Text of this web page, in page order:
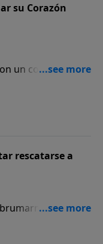
su Corazón
un corazón
de mayor
rescatarse a
Dios
y nuestra